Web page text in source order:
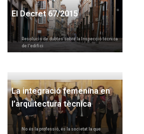
El Decret 67/2015
Resolució de dubtes sobre la Inspecció tècnica
de l'edifici
La integració femenina en
l’arquitectura tècnica
No és la professió, és la societat la que